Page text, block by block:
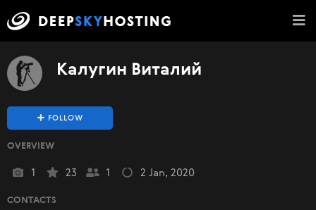
Калугин Виталий
FOLLOW
OVERVIEW
1 23 1 2 Jan, 2020
CONTACTS